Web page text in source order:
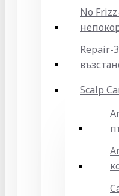
No
Repair-
Scalp